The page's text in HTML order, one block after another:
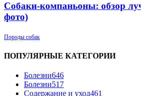
Собаки-компаньоны: обзор
фото)
Породы собак
ПОПУЛЯРНЫЕ КАТЕГОРИИ
Болезни646
Болезни517
Содержание и уход461